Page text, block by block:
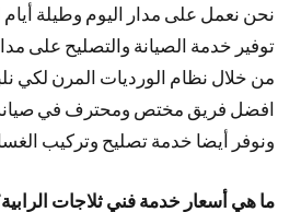
نحن نعمل على مدار اليوم وطيلة
من خلال نظام الورديات المرن لكي
افضل فريق مختص ومحترف في صيانة
ونوفر أيضا خدمة تصليح وتركيب
ما هي أسعار خدمة فني ثلاجات